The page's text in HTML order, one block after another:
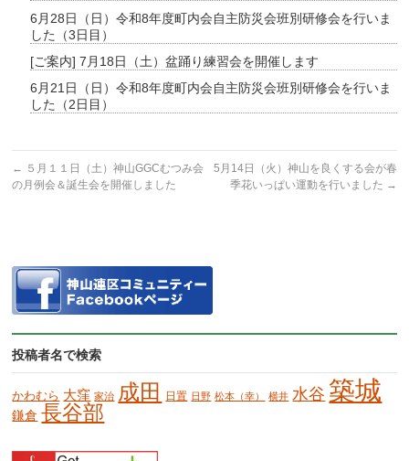
6月28日（日）令和8年度町内会自主防災会班別研修会を行いま
した（3日目）
[ご案内] 7月18日（土）盆踊り練習会を開催します
6月21日（日）令和8年度町内会自主防災会班別研修会を行いま
した（2日目）
← ５月１１日（土）神山GGCむつみ会
の月例会＆誕生会を開催しました
5月14日（火）神山を良くする会が春
季花いっぱい運動を行いました →
投稿者名で検索
かわむら 大窪 家治 成田 日置 日野 松本（幸） 横井 水谷 築城
鎌倉 長谷部